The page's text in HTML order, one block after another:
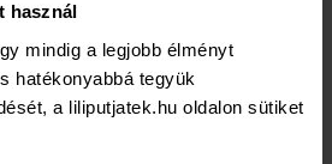
használ
mindig a legjobb élményt
hatékonyabbá tegyük
a liliputjatek.hu oldalon sütiket